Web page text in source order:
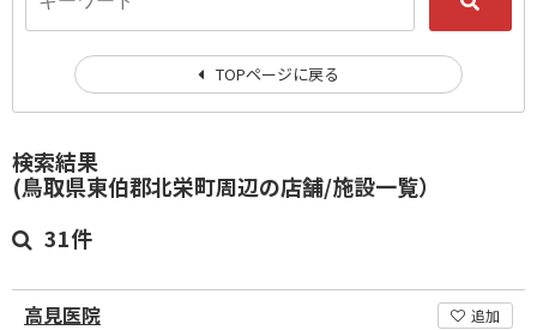
検索結果
(鳥取県東伯郡北栄町周辺の店舗/施設一覧）
31件
高見医院 追加
TOPページに戻る